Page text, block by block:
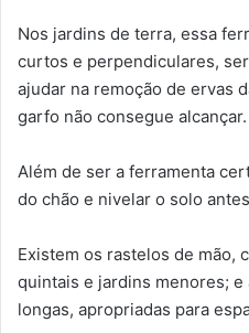
Nos jardins de terra, essa
curtos e perpendiculares,
ajudar na remoção de ervas
garfo não consegue alcançar.
Além de ser a ferramenta
do chão e nivelar o solo
Existem os rastelos de mão,
quintais e jardins menores;
longas, apropriadas para